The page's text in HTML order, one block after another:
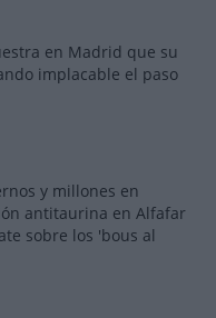
en Madrid que su
implacable el paso
y millones en
antitaurina en Alfafar
sobre los 'bous al